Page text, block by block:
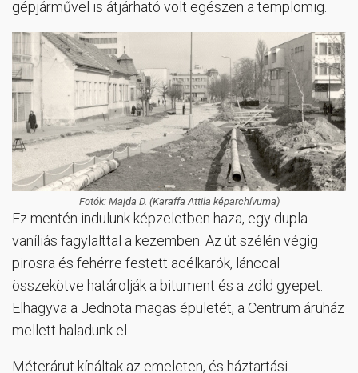
gépjárművel is átjárható volt egészen a templomig.
Fotók: Majda D. (Karaffa Attila képarchívuma)
Ez mentén indulunk képzeletben haza, egy dupla
vaníliás fagylalttal a kezemben. Az út szélén végig
pirosra és fehérre festett acélkarók, lánccal
összekötve határolják a bitument és a zöld gyepet.
Elhagyva a Jednota magas épületét, a Centrum áruház
mellett haladunk el.
Méterárut kínáltak az emeleten, és háztartási